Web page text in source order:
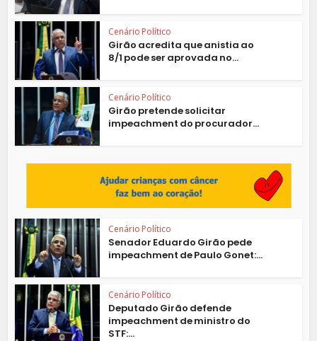
Cenário Político
Girão acredita que anistia ao
8/1 pode ser aprovada no...
Cenário Político
Girão pretende solicitar
impeachment do procurador...
Cenário Político
Senador Eduardo Girão pede
impeachment de Paulo Gonet:...
Cenário Político
Deputado Girão defende
impeachment de ministro do
STF:...